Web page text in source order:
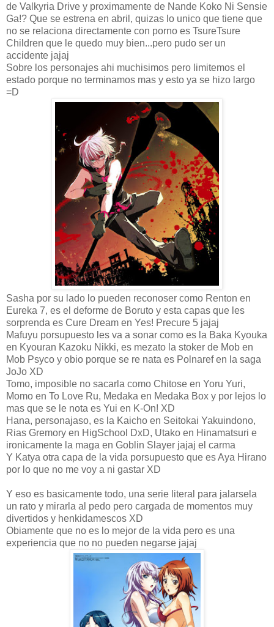
de Valkyria Drive y proximamente de Nande Koko Ni Sensie
Ga!? Que se estrena en abril, quizas lo unico que tiene que
no se relaciona directamente con porno es TsureTsure
Children que le quedo muy bien...pero pudo ser un
accidente jajaj
Sobre los personajes ahi muchisimos pero limitemos el
estado porque no terminamos mas y esto ya se hizo largo
=D
Sasha por su lado lo pueden reconoser como Renton en
Eureka 7, es el deforme de Boruto y esta capas que les
sorprenda es Cure Dream en Yes! Precure 5 jajaj
Mafuyu porsupuesto les va a sonar como es la Baka Kyouka
en Kyouran Kazoku Nikki, es mezato la stoker de Mob en
Mob Psyco y obio porque se re nata es Polnaref en la saga
JoJo XD
Tomo, imposible no sacarla como Chitose en Yoru Yuri,
Momo en To Love Ru, Medaka en Medaka Box y por lejos lo
mas que se le nota es Yui en K-On! XD
Hana, personajaso, es la Kaicho en Seitokai Yakuindono,
Rias Gremory en HigSchool DxD, Utako en Hinamatsuri e
ironicamente la maga en Goblin Slayer jajaj el carma
Y Katya otra capa de la vida porsupuesto que es Aya Hirano
por lo que no me voy a ni gastar XD
Y eso es basicamente todo, una serie literal para jalarsela
un rato y mirarla al pedo pero cargada de momentos muy
divertidos y henkidamescos XD
Obiamente que no es lo mejor de la vida pero es una
experiencia que no no pueden negarse jajaj